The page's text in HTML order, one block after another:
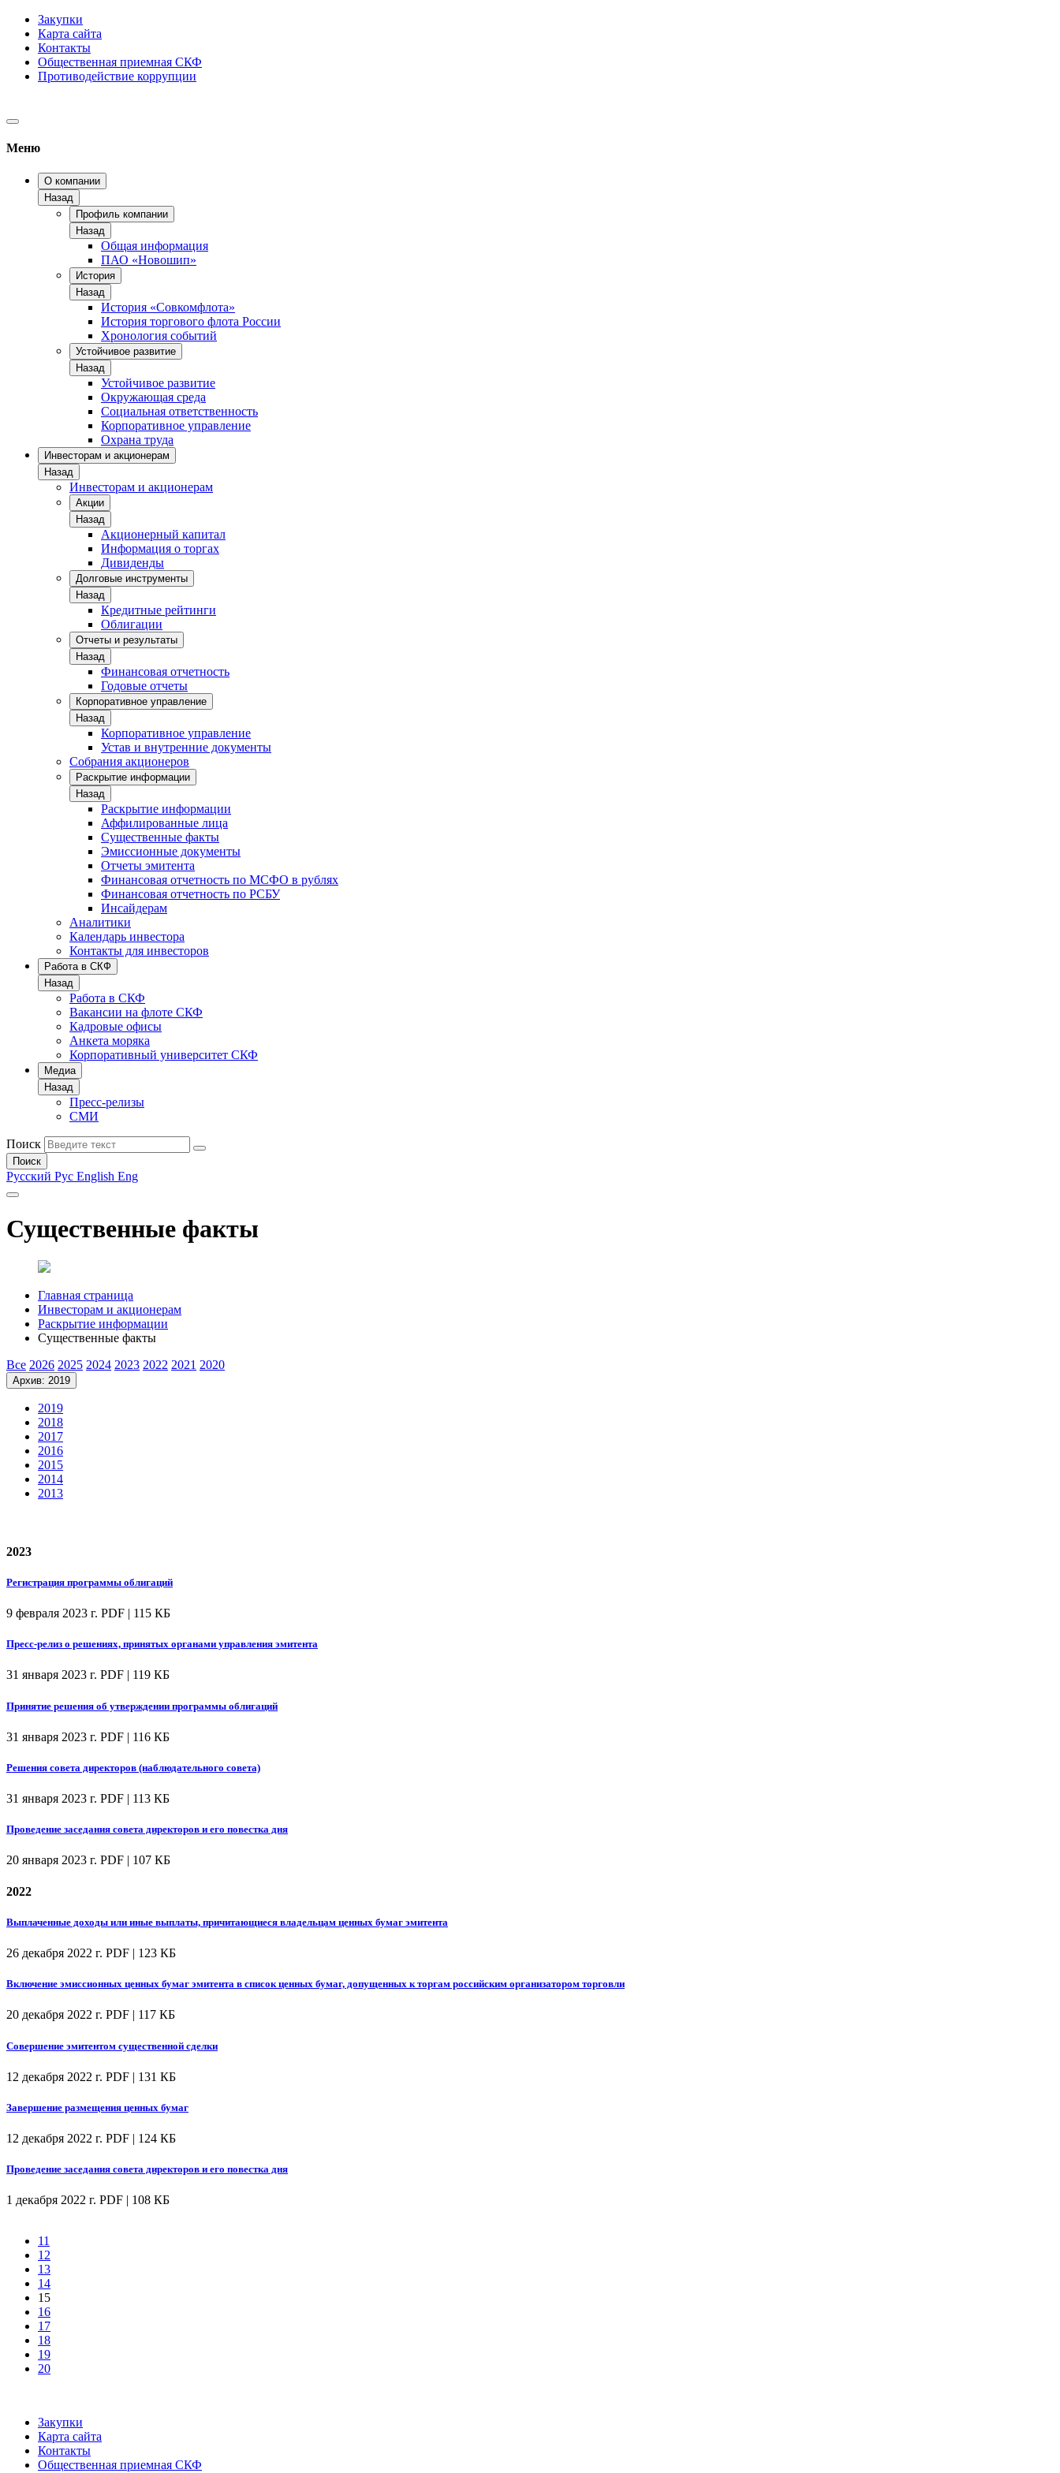
Закупки
Карта сайта
Контакты
Общественная приемная СКФ
Противодействие коррупции
Меню
О компании
Назад
Профиль компании
Назад
Общая информация
ПАО «Новошип»
История
Назад
История «Совкомфлота»
История торгового флота России
Хронология событий
Устойчивое развитие
Назад
Устойчивое развитие
Окружающая среда
Социальная ответственность
Корпоративное управление
Охрана труда
Инвесторам и акционерам
Назад
Инвесторам и акционерам
Акции
Назад
Акционерный капитал
Информация о торгах
Дивиденды
Долговые инструменты
Назад
Кредитные рейтинги
Облигации
Отчеты и результаты
Назад
Финансовая отчетность
Годовые отчеты
Корпоративное управление
Назад
Корпоративное управление
Устав и внутренние документы
Собрания акционеров
Раскрытие информации
Назад
Раскрытие информации
Аффилированные лица
Существенные факты
Эмиссионные документы
Отчеты эмитента
Финансовая отчетность по МСФО в рублях
Финансовая отчетность по РСБУ
Инсайдерам
Аналитики
Календарь инвестора
Контакты для инвесторов
Работа в СКФ
Назад
Работа в СКФ
Вакансии на флоте СКФ
Кадровые офисы
Анкета моряка
Корпоративный университет СКФ
Медиа
Назад
Пресс-релизы
СМИ
Поиск
Поиск
Русский Рус English Eng
Существенные факты
Главная страница
Инвесторам и акционерам
Раскрытие информации
Существенные факты
Все 2026 2025 2024 2023 2022 2021 2020
Архив: 2019
2019
2018
2017
2016
2015
2014
2013
2023
Регистрация программы облигаций
9 февраля 2023 г. PDF | 115 КБ
Пресс-релиз о решениях, принятых органами управления эмитента
31 января 2023 г. PDF | 119 КБ
Принятие решения об утверждении программы облигаций
31 января 2023 г. PDF | 116 КБ
Решения совета директоров (наблюдательного совета)
31 января 2023 г. PDF | 113 КБ
Проведение заседания совета директоров и его повестка дня
20 января 2023 г. PDF | 107 КБ
2022
Выплаченные доходы или иные выплаты, причитающиеся владельцам ценных бумаг эмитента
26 декабря 2022 г. PDF | 123 КБ
Включение эмиссионных ценных бумаг эмитента в список ценных бумаг, допущенных к торгам российским организатором торговли
20 декабря 2022 г. PDF | 117 КБ
Совершение эмитентом существенной сделки
12 декабря 2022 г. PDF | 131 КБ
Завершение размещения ценных бумаг
12 декабря 2022 г. PDF | 124 КБ
Проведение заседания совета директоров и его повестка дня
1 декабря 2022 г. PDF | 108 КБ
11
12
13
14
15
16
17
18
19
20
Закупки
Карта сайта
Контакты
Общественная приемная СКФ